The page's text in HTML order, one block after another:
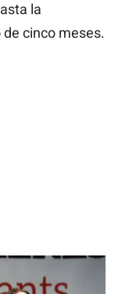
la
cinco meses.